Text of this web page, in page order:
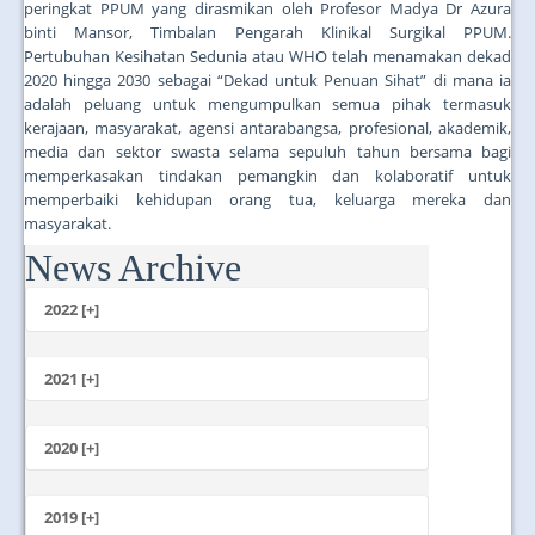
peringkat PPUM yang dirasmikan oleh Profesor Madya Dr Azura
binti Mansor, Timbalan Pengarah Klinikal Surgikal PPUM.
Pertubuhan Kesihatan Sedunia atau WHO telah menamakan dekad
2020 hingga 2030 sebagai “Dekad untuk Penuan Sihat” di mana ia
adalah peluang untuk mengumpulkan semua pihak termasuk
kerajaan, masyarakat, agensi antarabangsa, profesional, akademik,
media dan sektor swasta selama sepuluh tahun bersama bagi
memperkasakan tindakan pemangkin dan kolaboratif untuk
memperbaiki kehidupan orang tua, keluarga mereka dan
masyarakat.
...
News Archive
2022 [+]
2021 [+]
October
July
2020 [+]
January
2019 [+]